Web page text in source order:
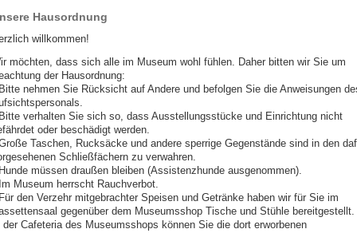
Hausordnung
willkommen!
möchten, dass sich alle im Museum wohl fühlen. Daher bitten wir Sie um
der Hausordnung:
nehmen Sie Rücksicht auf Andere und befolgen Sie die Anweisungen
verhalten Sie sich so, dass Ausstellungsstücke und Einrichtung nicht
oder beschädigt werden.
Taschen, Rucksäcke und andere sperrige Gegenstände sind in den
Schließfächern zu verwahren.
müssen draußen bleiben (Assistenzhunde ausgenommen).
Museum herrscht Rauchverbot.
den Verzehr mitgebrachter Speisen und Getränke haben wir für Sie im
gegenüber dem Museumsshop Tische und Stühle bereitgestellt.
der Cafeteria des Museumsshops können Sie die dort erworbenen